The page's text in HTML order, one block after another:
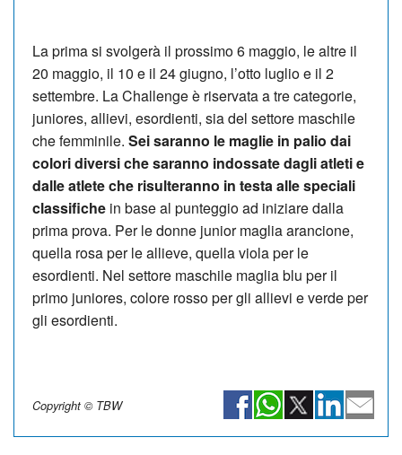
La prima si svolgerà il prossimo 6 maggio, le altre il
20 maggio, il 10 e il 24 giugno, l’otto luglio e il 2
settembre. La Challenge è riservata a tre categorie,
juniores, allievi, esordienti, sia del settore maschile
che femminile. Sei saranno le maglie in palio dai
colori diversi che saranno indossate dagli atleti e
dalle atlete che risulteranno in testa alle speciali
classifiche in base al punteggio ad iniziare dalla
prima prova. Per le donne junior maglia arancione,
quella rosa per le allieve, quella viola per le
esordienti. Nel settore maschile maglia blu per il
primo juniores, colore rosso per gli allievi e verde per
gli esordienti.
Copyright © TBW